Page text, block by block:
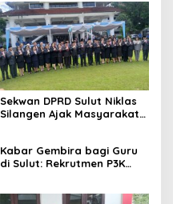
Sekwan DPRD Sulut Niklas
Silangen Ajak Masyarakat
Bangsa
Kabar Gembira bagi Guru
di Sulut: Rekrutmen P3K